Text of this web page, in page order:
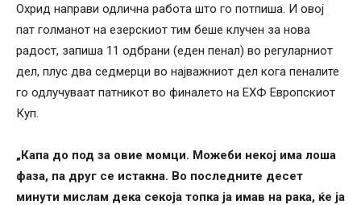
Охрид направи одлична работа што го потпиша. И овој
пат голманот на езерскиот тим беше клучен за нова
радост, запиша 11 одбрани (еден пенал) во регуларниот
дел, плус два седмерци во најважниот дел кога пеналите
го одлучуваат патникот во финалето на ЕХФ Европскиот
Куп.
„Капа до под за овие момци. Можеби некој има лоша
фаза, па друг се истакна. Во последните десет
минути мислам дека секоја топка ја имав на рака, ќе ја